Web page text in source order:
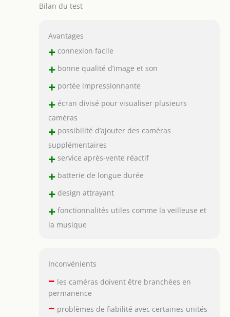
Bilan du test
Avantages
+connexion facile
+bonne qualité d’image et son
+portée impressionnante
+écran divisé pour visualiser plusieurs
caméras
+possibilité d’ajouter des caméras
supplémentaires
+service après-vente réactif
+batterie de longue durée
+design attrayant
+fonctionnalités utiles comme la veilleuse et
la musique
Inconvénients
– les caméras doivent être branchées en
permanence
– problèmes de fiabilité avec certaines unités